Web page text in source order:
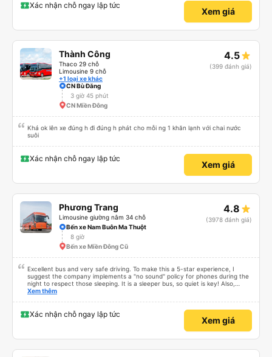
Xác nhận chỗ ngay lập tức
Xem giá
Thành Công
Thaco 29 chỗ
Limousine 9 chỗ
+1 loại xe khác
4.5
(399 đánh giá)
CN Bù Đăng
3 giờ 45 phút
CN Miền Đông
Khá ok lên xe đúng h đi đúng h phát cho mỗi ng 1 khăn lạnh với chai nước
suôi
Xác nhận chỗ ngay lập tức
Xem giá
Phương Trang
Limousine giường nằm 34 chỗ
4.8
(3978 đánh giá)
Bến xe Nam Buôn Ma Thuột
8 giờ
Bến xe Miền Đông Cũ
Excellent bus and very safe driving. To make this a 5-star experience, I
suggest the company implements a "no sound" policy for phones during the
night to respect those sleeping. It is a sleeper bus, so quiet is key! Also,
please display the Wi-Fi password clearly inside the cabin for convenience. I
quy định rõ ràng về việc giữ im lặng (tắt âm thanh điện thoại) vào ban đêm
để tránh làm phiền hành khách khác ngủ. Ngoài ra, nhà xe nên dán sẵn mật
khẩu Wi-Fi trong xe để hành khách dễ dàng sử dụng. Tôi vẫn sẽ tiếp tục ủng
Xem thêm
Xác nhận chỗ ngay lập tức
Xem giá